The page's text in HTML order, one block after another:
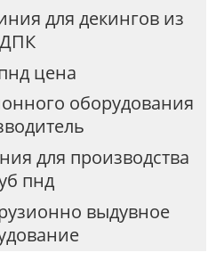
для декингов из
ДПК
цена
оборудования
для производства
пнд
выдувное